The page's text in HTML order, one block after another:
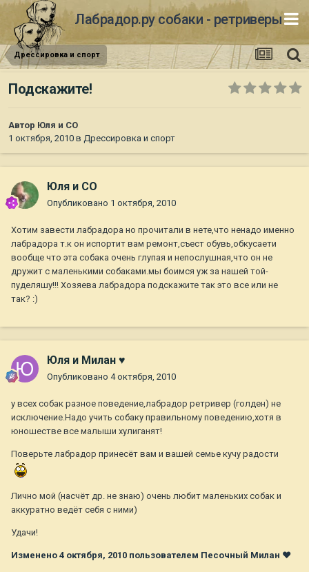
Лабрадор.ру собаки - ретриверы
Дрессировка и спорт
Подскажите!
Автор Юля и СО
1 октября, 2010 в Дрессировка и спорт
Юля и СО
Опубликовано 1 октября, 2010
Хотим завести лабрадора но прочитали в нете,что ненадо именно
лабрадора т.к он испортит вам ремонт,съест обувь,обкусаети
вообще что эта собака очень глупая и непослушная,что он не
дружит с маленькими собаками.мы боимся уж за нашей той-
пуделяшу!!! Хозяева лабрадора подскажите так это все или не
так? :)
Юля и Милан ♥
Опубликовано 4 октября, 2010
у всех собак разное поведение,лабрадор ретривер (голден) не
исключение.Надо учить собаку правильному поведению,хотя в
юношестве все малыши хулиганят!
Поверьте лабрадор принесёт вам и вашей семье кучу радости
Лично мой (насчёт др. не знаю) очень любит маленьких собак и
аккуратно ведёт себя с ними)
Удачи!
Изменено 4 октября, 2010 пользователем Песочный Милан ♥